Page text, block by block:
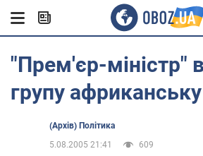
"Прем'єр-міністр"
групу
(Архів) Політика
5.08.2005 21:41
609